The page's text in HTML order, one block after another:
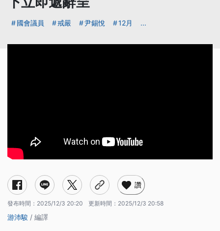
國會議員 戒嚴 尹錫悅 12月 ...
讚
發布時間： 2025/12/3 20:20 更新時間： 2025/12/3 20:58
游沛駿 / 編譯